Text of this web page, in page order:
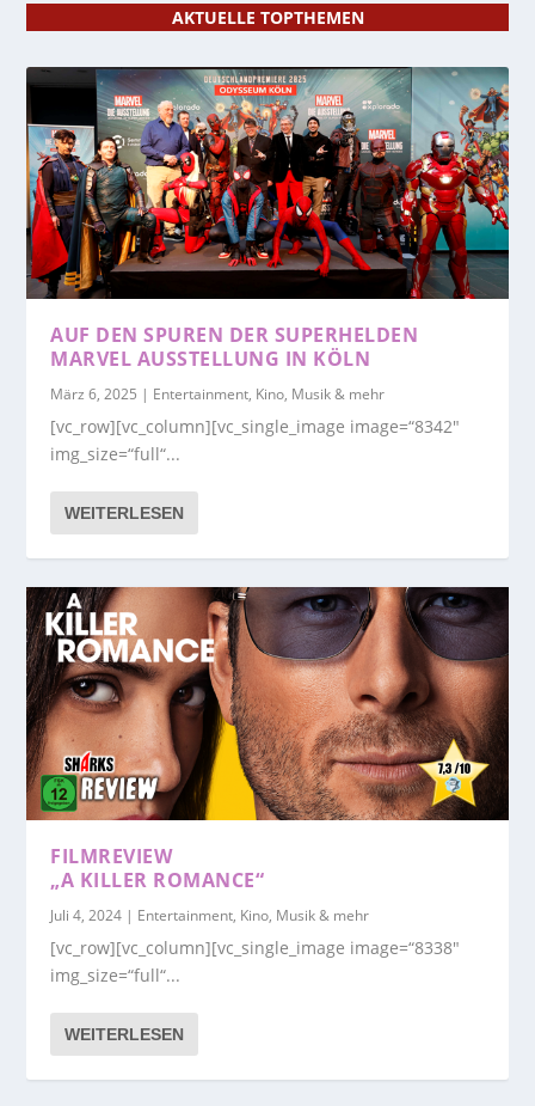
AKTUELLE TOPTHEMEN
AUF DEN SPUREN DER SUPERHELDEN
MARVEL AUSSTELLUNG IN KÖLN
März 6, 2025 | Entertainment, Kino, Musik & mehr
[vc_row][vc_column][vc_single_image image=“8342″
img_size=“full“...
WEITERLESEN
FILMREVIEW
„A KILLER ROMANCE“
Juli 4, 2024 | Entertainment, Kino, Musik & mehr
[vc_row][vc_column][vc_single_image image=“8338″
img_size=“full“...
WEITERLESEN